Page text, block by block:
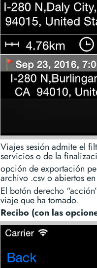
Viajes sesión admite el
servicios o de la
opción de exportación
archivo .csv o abiertos
El botón derecho
viaje que ha tomado.
Recibo (con las